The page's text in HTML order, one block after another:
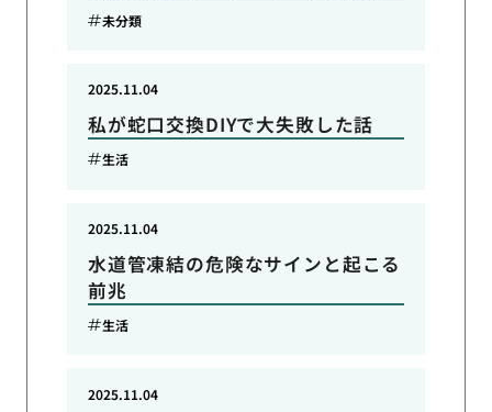
未分類
私が蛇口交換DIYで大失敗した話
2025.11.04
生活
水道管凍結の危険なサインと起こる
前兆
2025.11.04
生活
2025.11.04